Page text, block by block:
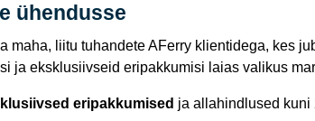
ühendusse
maha, liitu tuhandete AFerry klientidega, kes
ja eksklusiivseid eripakkumisi laias valikus
eripakkumised ja allahindlused kuni